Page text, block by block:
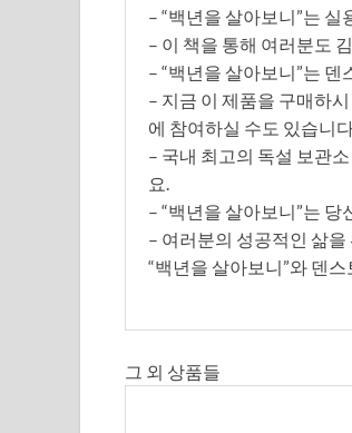
– “백년을 살아보니”는
– 이 책을 통해 여러분도
– “백년을 살아보니”는
– 지금 이 제품을 구매하
에 참여하실 수도 있습니
– 국내 최고의 독설 보관
요.
– “백년을 살아보니”는
– 여러분의 성공적인 삶
“백년을 살아보니”와 덴
그 외 상품들